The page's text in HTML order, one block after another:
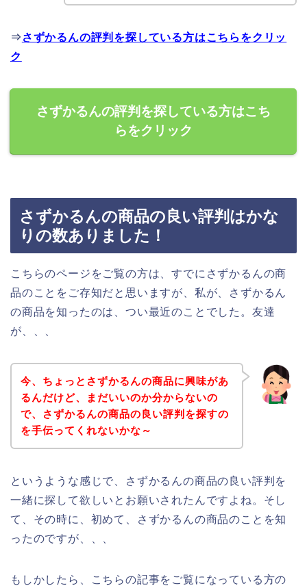
⇒ さずかるんの評判を探している方はこちらをクリッ
ク
さずかるんの評判を探している方はこち
らをクリック
さずかるんの商品の良い評判はかな
りの数ありました！
こちらのページをご覧の方は、すでにさずかるんの商
品のことをご存知だと思いますが、私が、さずかるん
の商品を知ったのは、つい最近のことでした。友達
が、、、
今、ちょっとさずかるんの商品に興味があ
るんだけど、まだいいのか分からないの
で、さずかるんの商品の良い評判を探すの
を手伝ってくれないかな～
というような感じで、さずかるんの商品の良い評判を
一緒に探して欲しいとお願いされたんですよね。そし
て、その時に、初めて、さずかるんの商品のことを知
ったのですが、、、
もしかしたら、こちらの記事をご覧になっている方の